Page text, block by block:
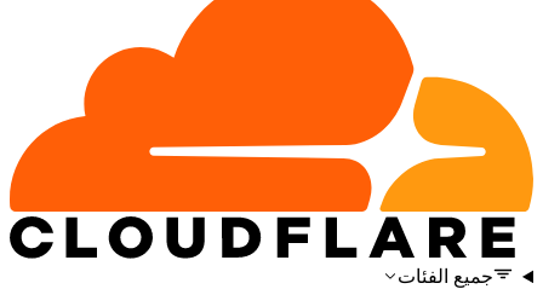
جميع الفئات